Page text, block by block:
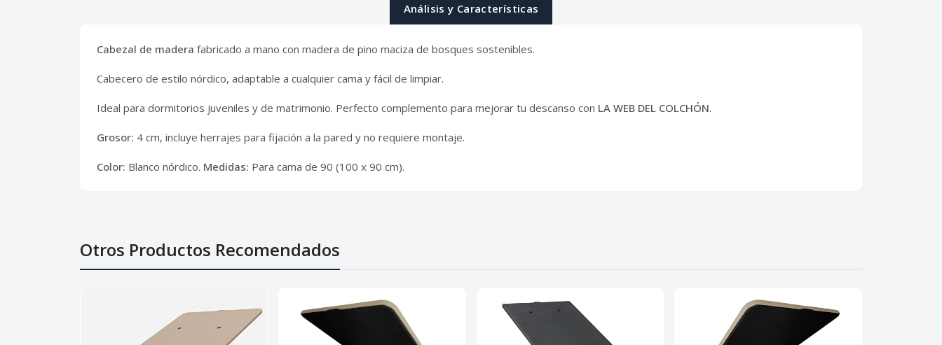
Análisis y Características
Cabezal de madera fabricado a mano con madera de pino maciza de bosques sostenibles.
Cabecero de estilo nórdico, adaptable a cualquier cama y fácil de limpiar.
Ideal para dormitorios juveniles y de matrimonio. Perfecto complemento para mejorar tu descanso con LA WEB DEL COLCHÓN.
Grosor: 4 cm, incluye herrajes para fijación a la pared y no requiere montaje.
Color: Blanco nórdico. Medidas: Para cama de 90 (100 x 90 cm).
Otros Productos Recomendados